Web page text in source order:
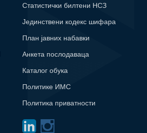
Статистички билтени НСЗ
Јединствени кодекс шифара
План јавних набавки
Анкета послодаваца
Каталог обука
Политике ИМС
Политика приватности